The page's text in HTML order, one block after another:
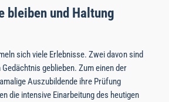
bleiben und Haltung
sich viele Erlebnisse. Zwei davon sind
geblieben. Zum einen der
Auszubildende ihre Prüfung
die intensive Einarbeitung des heutigen